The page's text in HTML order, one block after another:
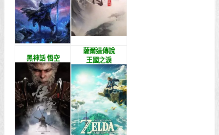
黑神話 悟空
薩爾達傳說
王國之淚